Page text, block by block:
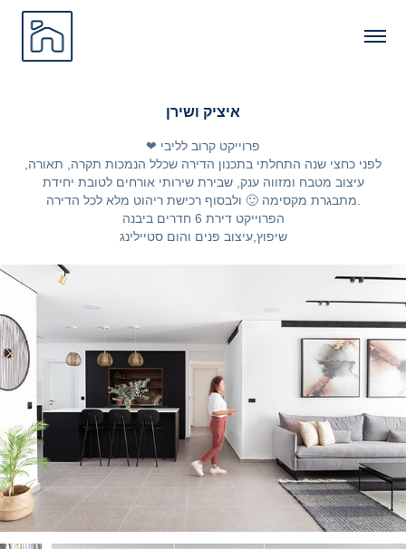
איציק ושירן
❤ פרוייקט קרוב לליבי
לפני כחצי שנה התחלתי בתכנון הדירה שכלל הנמכות תקרה, תאורה,
עיצוב מטבח ומזווה ענק, שבירת שירותי אורחים לטובת יחידת
מתבגרת מקסימה 🙂 ולבסוף רכישת ריהוט מלא לכל הדירה.
הפרוייקט דירת 6 חדרים ביבנה
שיפוץ,עיצוב פנים והום סטיילינג